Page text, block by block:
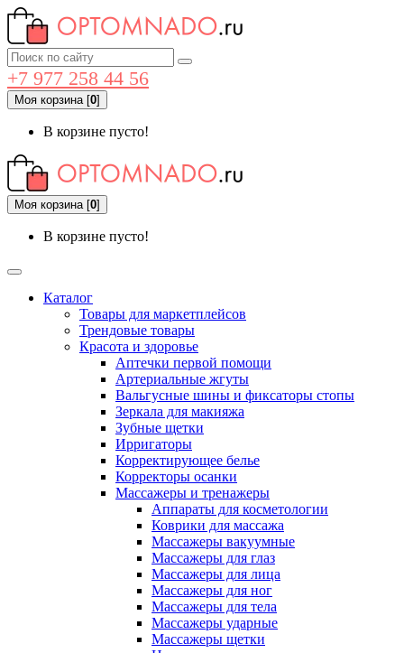
+7 977 258 44 56
Моя корзина[0]
В корзине пусто!
Моя корзина[0]
В корзине пусто!
Каталог
Товары для маркетплейсов
Трендовые товары
Красота и здоровье
Аптечки первой помощи
Артериальные жгуты
Вальгусные шины и фиксаторы стопы
Зеркала для макияжа
Зубные щетки
Ирригаторы
Корректирующее белье
Корректоры осанки
Массажеры и тренажеры
Аппараты для косметологии
Коврики для массажа
Массажеры вакуумные
Массажеры для глаз
Массажеры для лица
Массажеры для ног
Массажеры для тела
Массажеры ударные
Массажеры щетки